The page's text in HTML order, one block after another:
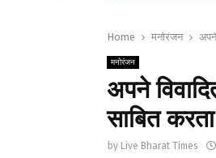
Home मनोरंजन अपने
मनोरंजन
अपने
साबित
by Live Bharat Times